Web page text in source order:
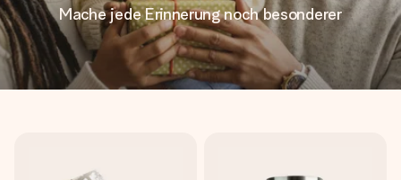
Mache jede Erinnerung noch besonderer